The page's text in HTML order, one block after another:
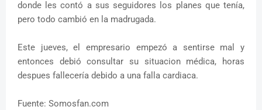
donde les contó a sus seguidores los planes que tenía,
pero todo cambió en la madrugada.
Este jueves, el empresario empezó a sentirse mal y
entonces debió consultar su situacion médica, horas
despues fallecería debido a una falla cardiaca.
Fuente: Somosfan.com